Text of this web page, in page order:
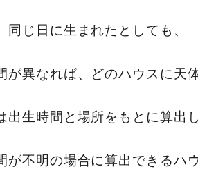
同じ日に生まれたとしても、
が異なれば、どのハウスに天
出生時間と場所をもとに算出
が不明の場合に算出できるハ